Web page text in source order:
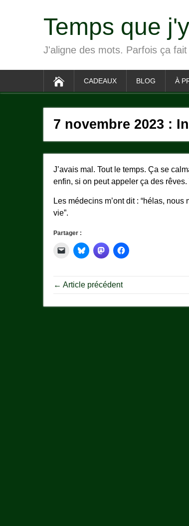
Temps que
J'aligne des mots. Parfois ça
CADEAUX BLOG À
7 novembre 2023 :
J’avais mal. Tout le temps. Ça se
enfin, si on peut appeler ça des
Les médecins m’ont dit : “hélas,
vie”.
Partager :
← Article précédent